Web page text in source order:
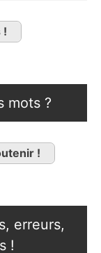
!
mots ?
!
erreurs,
!